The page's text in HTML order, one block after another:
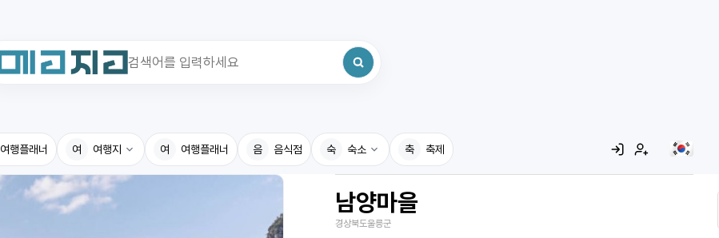
여행플래너 여 여행지
국내여행지
여 여행플래너 음 음식점 숙 숙소
국내맛집
고수의레시피
축 축제
최근 검색어가 없습니다.
남양마을
경상북도울릉군